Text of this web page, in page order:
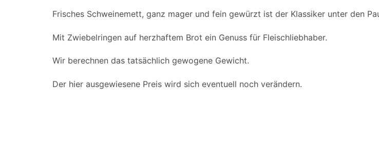
Frisches Schweinemett, ganz mager und fein gewürzt ist der Klassiker unter den
Mit Zwiebelringen auf herzhaftem Brot ein Genuss für Fleischliebhaber.
Wir berechnen das tatsächlich gewogene Gewicht.
Der hier ausgewiesene Preis wird sich eventuell noch verändern.